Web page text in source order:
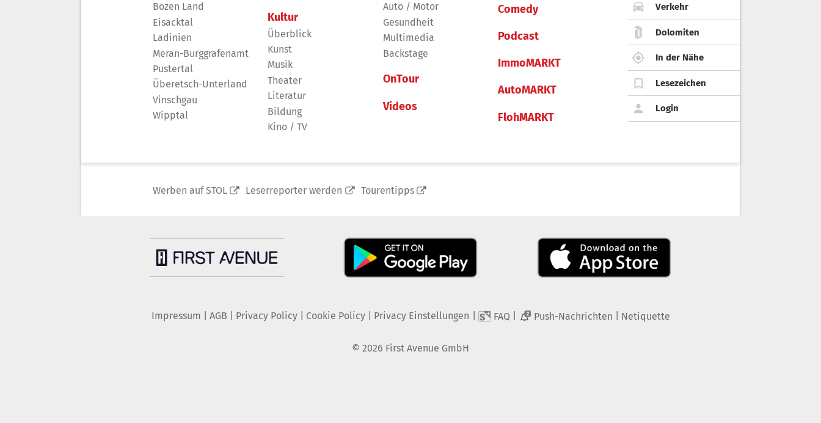
Bozen Land
Eisacktal
Ladinien
Meran-Burggrafenamt
Pustertal
Überetsch-Unterland
Vinschgau
Wipptal
Kultur
Überblick
Kunst
Musik
Theater
Literatur
Bildung
Kino / TV
Auto / Motor
Gesundheit
Multimedia
Backstage
OnTour
Videos
Comedy
Podcast
ImmoMARKT
AutoMARKT
FlohMARKT
Verkehr
Dolomiten
In der Nähe
Lesezeichen
Login
Werben auf STOL Leserreporter werden Tourentipps
Impressum AGB Privacy Policy| Cookie Policy| Privacy Einstellungen FAQ 2 Push-Nachrichten Netiquette
© 2026 First Avenue GmbH